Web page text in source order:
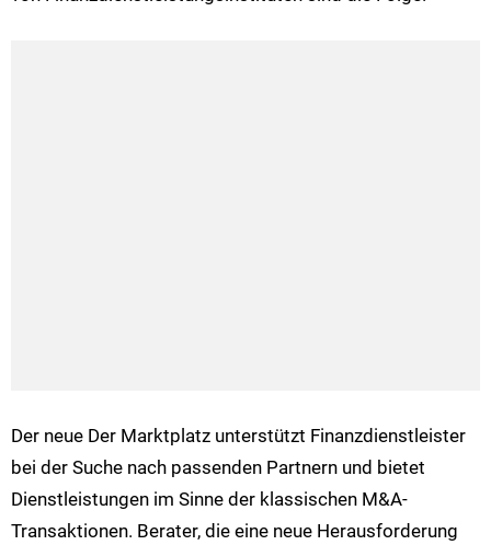
Der neue Der Marktplatz unterstützt Finanzdienstleister
bei der Suche nach passenden Partnern und bietet
Dienstleistungen im Sinne der klassischen M&A-
Transaktionen. Berater, die eine neue Herausforderung